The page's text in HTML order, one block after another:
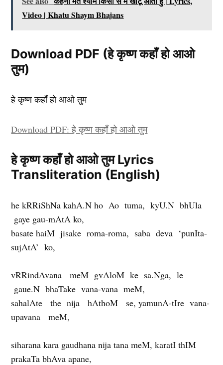
Video | Khatu Shaym Bhajans
Download PDF (हे कृष्ण कहाँ हो आओ
तुम)
हे कृष्ण कहाँ हो आओ तुम
Download PDF: हे कृष्ण कहाँ हो आओ तुम
हे कृष्ण कहाँ हो आओ तुम Lyrics
Transliteration (English)
he kRRiShNa kahA.N ho Ao tuma, kyU.N bhUla
gaye gau-mAtA ko,
basate haiM jisake roma-roma, saba deva ‘punIta-
sujAtA’ ko,
vRRindAvana meM gvAloM ke sa.Nga, le
gaue.N bhaTake vana-vana meM,
sahalAte the nija hAthoM se, yamunA-tIre vana-
upavana meM,
siharana kara gaudhana nija tana meM, karatI thIM
prakaTa bhAva apane,